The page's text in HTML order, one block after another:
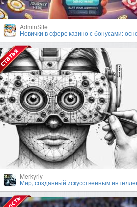
AdminSite
Новички в сфере казино с бонусами:
Merkyriy
Мир, созданный искусственным